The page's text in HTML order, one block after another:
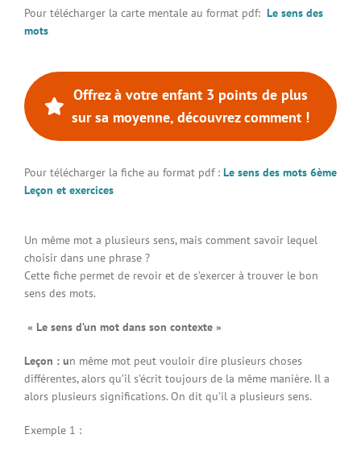
Connexion à votre espace
Pour télécharger la carte mentale au format pdf: Le sens des
mots
Offrez à votre enfant 3 points de plus
sur sa moyenne, découvrez comment !
Pour télécharger la fiche au format pdf : Le sens des mots 6ème
Leçon et exercices
Un même mot a plusieurs sens, mais comment savoir lequel
choisir dans une phrase ?
Cette fiche permet de revoir et de s’exercer à trouver le bon
sens des mots.
« Le sens d’un mot dans son contexte »
Leçon : un même mot peut vouloir dire plusieurs choses
différentes, alors qu’il s’écrit toujours de la même manière. Il a
alors plusieurs significations. On dit qu’il a plusieurs sens.
Exemple 1 :